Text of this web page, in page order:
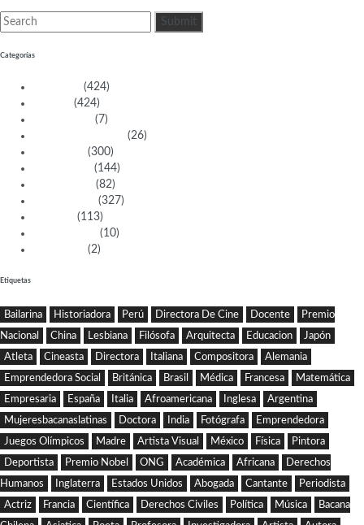
Categorías
(424)
(424)
(7)
(26)
(300)
(144)
(82)
(327)
(113)
(10)
(2)
Etiquetas
Bailarina Historiadora Perú Directora De Cine Docente
Premio
Nacional
China Lesbiana Filósofa Arquitecta Educacion
Japón
Atleta
Cineasta Directora Italiana Compositora
Alemania
Emprendedora Social
Británica Brasil Médica Francesa
Matemática
Empresaria
España Italia Afroamericana Inglesa
Argentina
Mujeresbacanaslatinas
Doctora India Fotógrafa
Emprendedora
Juegos Olímpicos
Madre Artista Visual México Física
Pintora
Deportista
Premio Nobel ONG Académica Africana
Derechos
Humanos
Inglaterra Estados Unidos Abogada Cantante
Periodista
Actriz
Francia Científica Derechos Civiles Política Música
Bacana